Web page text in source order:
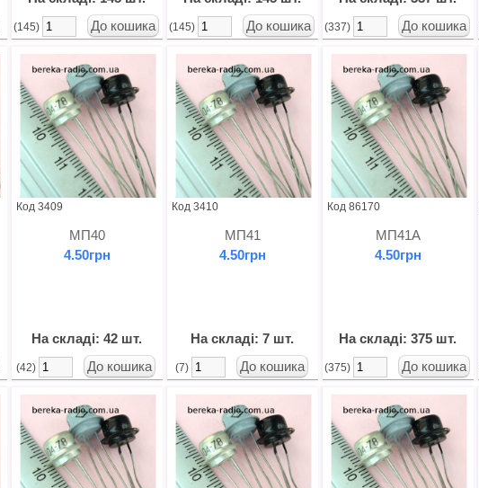
(145) (145) (337)
Код 3409
МП40
4.50грн
На складі: 42 шт.
(42)
Код 3410
МП41
4.50грн
На складі: 7 шт.
(7)
Код 86170
МП41А
4.50грн
На складі: 375 шт.
(375)